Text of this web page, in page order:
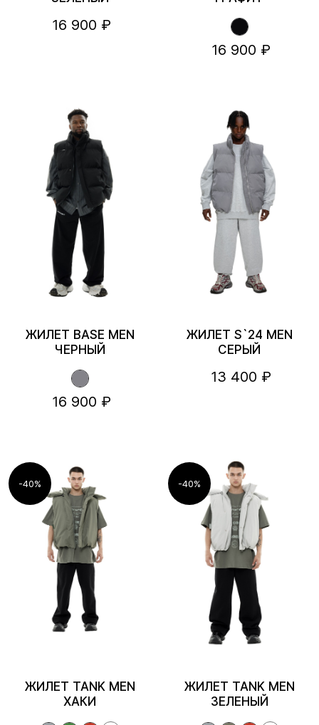
16 900 ₽
16 900 ₽
ЖИЛЕТ BASE MEN
ЧЕРНЫЙ
16 900 ₽
ЖИЛЕТ S`24 MEN
СЕРЫЙ
13 400 ₽
-40%
ЖИЛЕТ TANK MEN
ХАКИ
-40%
ЖИЛЕТ TANK MEN
ЗЕЛЕНЫЙ